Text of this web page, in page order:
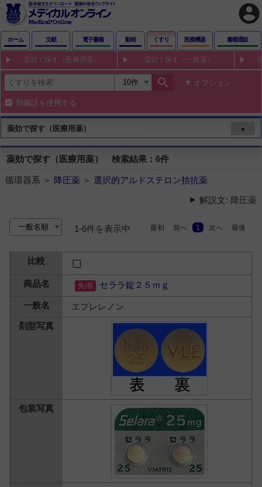
account_circle
ホーム 文献 電子書籍 動画 くすり 医療機器 書籍通販
薬効で探す（医療用薬） 薬効で探す（一般薬）
search オプション
類義語を使用する
薬効で探す（医療用薬） ▼
薬効で探す（医療用薬） 検索結果：6件
循環器系 ＞ 降圧薬 ＞ 選択的アルドステロン拮抗薬
解説文: 降圧薬
1-6件を表示中 最初 前へ 1 次へ 最後
セララ錠２５ｍｇ
エプレレノン